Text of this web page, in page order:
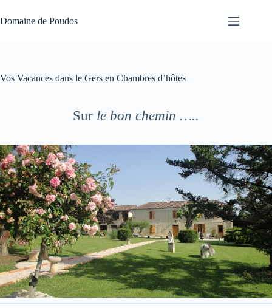
au
contenu
Domaine de Poudos
Vos Vacances dans le Gers en Chambres d’hôtes
Sur le bon chemin …..